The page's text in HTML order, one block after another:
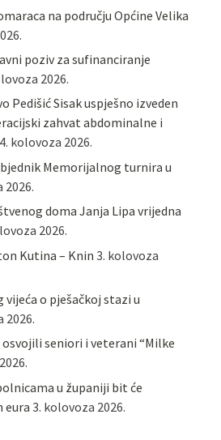
na području Općine Velika
poziv za sufinanciranje
2026.
Pedišić Sisak uspješno izveden
zahvat abdominalne i
4. kolovoza 2026.
Memorijalnog turnira u
2026.
doma Janja Lipa vrijedna
2026.
Kutina – Knin 3. kolovoza
vijeća o pješačkoj stazi u
2026.
seniori i veterani “Milke
u županiji bit će
eura 3. kolovoza 2026.